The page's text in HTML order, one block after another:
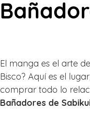
El manga es el arte
Bisco? Aquí es el
comprar todo lo
Bañadores de